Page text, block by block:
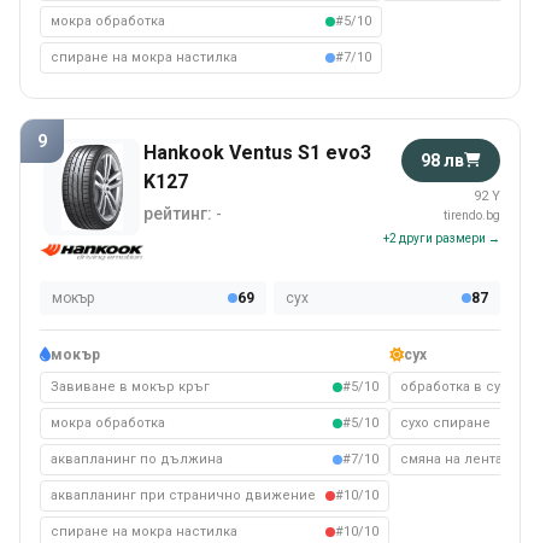
мокра обработка #5/10
спиране на мокра настилка #7/10
9
Hankook Ventus S1 evo3
K127
рейтинг: -
98 лв
92 Y
tirendo.bg
+2 други размери →
мокър 69 сух 87
мокър
Завиване в мокър кръг #5/10
мокра обработка #5/10
аквапланинг по дължина #7/10
аквапланинг при странично движение #10/10
спиране на мокра настилка #10/10
сух
обработка в сухо
сухо спиране
смяна на лента на